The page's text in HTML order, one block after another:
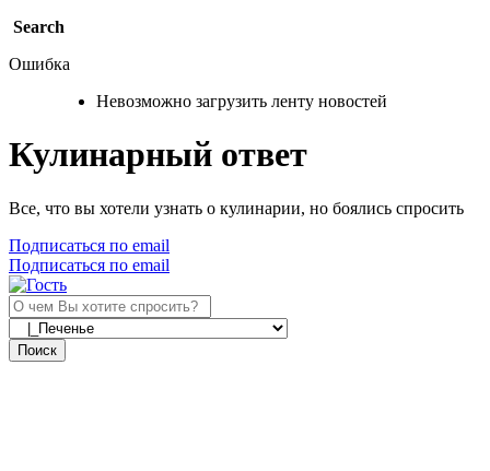
Search
Ошибка
Невозможно загрузить ленту новостей
Кулинарный ответ
Все, что вы хотели узнать о кулинарии, но боялись спросить
Подписаться по email
Подписаться по email
Поиск